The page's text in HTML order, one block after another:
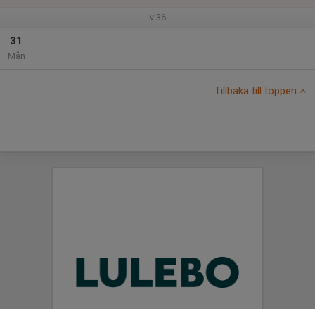
v.36
31
Mån
Tillbaka till toppen